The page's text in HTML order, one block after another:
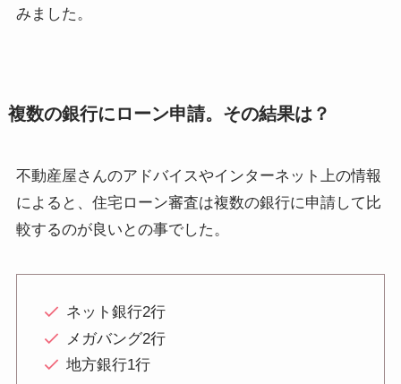
みました。
複数の銀行にローン申請。その結果は？
不動産屋さんのアドバイスやインターネット上の情報
によると、住宅ローン審査は複数の銀行に申請して比
較するのが良いとの事でした。
ネット銀行2行
メガバング2行
地方銀行1行